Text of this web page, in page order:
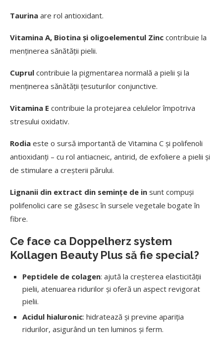
Taurina are rol antioxidant.
Vitamina A, Biotina și oligoelementul Zinc contribuie la
menținerea sănătății pielii.
Cuprul contribuie la pigmentarea normală a pielii și la
menținerea sănătății țesuturilor conjunctive.
Vitamina E contribuie la protejarea celulelor împotriva
stresului oxidativ.
Rodia este o sursă importantă de Vitamina C și polifenoli
antioxidanți – cu rol antiacneic, antirid, de exfoliere a pielii și
de stimulare a creșterii părului.
Lignanii din extract din semințe de in sunt compuși
polifenolici care se găsesc în sursele vegetale bogate în
fibre.
Ce face ca Doppelherz system
Kollagen Beauty Plus să fie special?
Peptidele de colagen: ajută la creșterea elasticității
pielii, atenuarea ridurilor și oferă un aspect revigorat
pielii.
Acidul hialuronic: hidratează și previne apariția
ridurilor, asigurând un ten luminos și ferm.